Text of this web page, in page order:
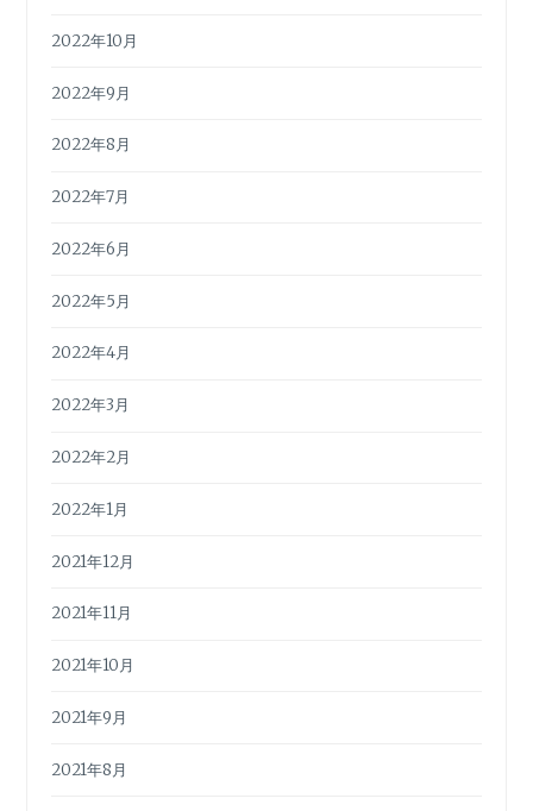
2022年10月
2022年9月
2022年8月
2022年7月
2022年6月
2022年5月
2022年4月
2022年3月
2022年2月
2022年1月
2021年12月
2021年11月
2021年10月
2021年9月
2021年8月